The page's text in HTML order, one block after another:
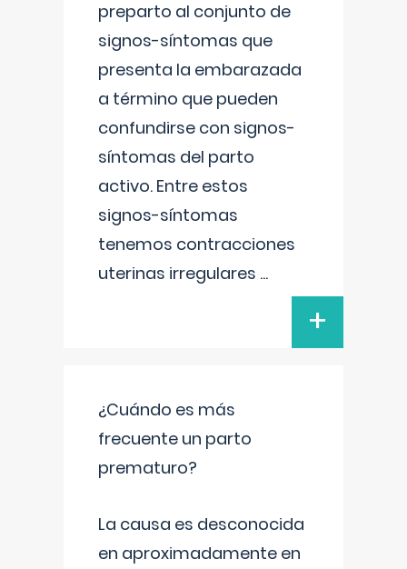
preparto al conjunto de
signos-síntomas que
presenta la embarazada
a término que pueden
confundirse con signos-
síntomas del parto
activo. Entre estos
signos-síntomas
tenemos contracciones
uterinas irregulares ...
+
¿Cuándo es más
frecuente un parto
prematuro?
La causa es desconocida
en aproximadamente en